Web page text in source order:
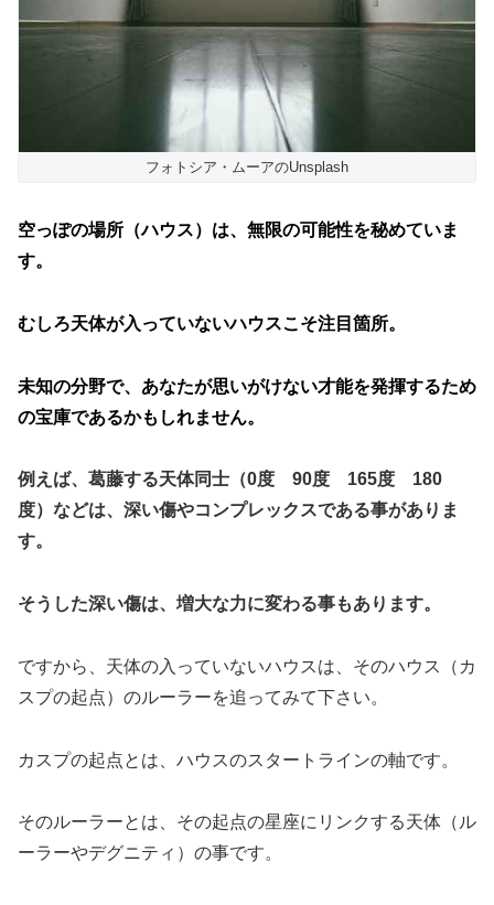
フォトシア・ムーアのUnsplash
空っぽの場所（ハウス）は、無限の可能性を秘めていま
す。
むしろ天体が入っていないハウスこそ注目箇所。
未知の分野で、あなたが思いがけない才能を発揮するため
の宝庫であるかもしれません。
例えば、葛藤する天体同士（0度 90度 165度 180
度）などは、深い傷やコンプレックスである事がありま
す。
そうした深い傷は、増大な力に変わる事もあります。
ですから、天体の入っていないハウスは、そのハウス（カ
スプの起点）のルーラーを追ってみて下さい。
カスプの起点とは、ハウスのスタートラインの軸です。
そのルーラーとは、その起点の星座にリンクする天体（ル
ーラーやデグニティ）の事です。